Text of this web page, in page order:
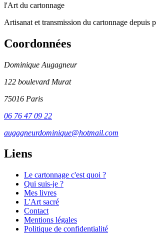
l'Art du cartonnage
Artisanat et transmission du cartonnage depuis
Coordonnées
Dominique Augagneur
122 boulevard Murat
75016 Paris
06 76 47 09 22
augagneurdominique@hotmail.com
Liens
Le cartonnage c'est quoi ?
Qui suis-je ?
Mes livres
L'Art sacré
Contact
Mentions légales
Politique de confidentialité